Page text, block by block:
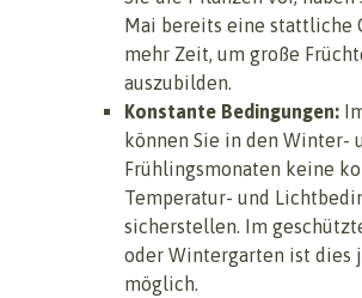
Mai bereits eine stattliche
mehr Zeit, um große
auszubilden.
Konstante Bedingungen:
können Sie in den Winter-
Frühlingsmonaten keine
Temperatur- und
sicherstellen. Im
oder Wintergarten ist dies
möglich.